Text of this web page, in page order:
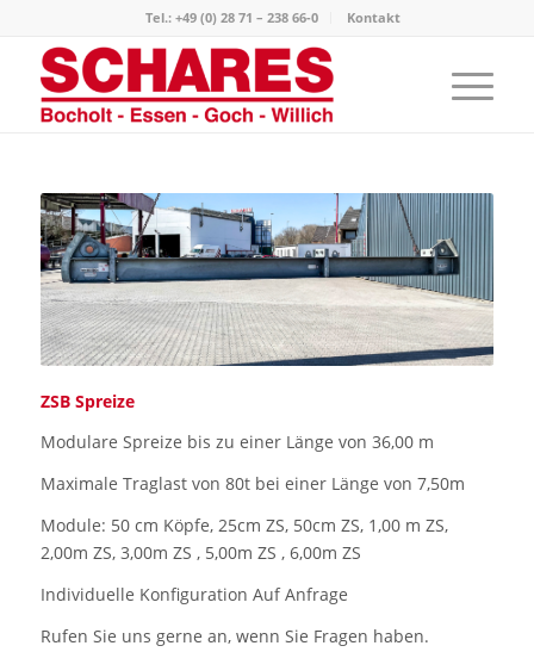
Tel.: +49 (0) 28 71 – 238 66-0 Kontakt
ZSB Spreize
Modulare Spreize bis zu einer Länge von 36,00 m
Maximale Traglast von 80t bei einer Länge von 7,50m
Module: 50 cm Köpfe, 25cm ZS, 50cm ZS, 1,00 m ZS,
2,00m ZS, 3,00m ZS , 5,00m ZS , 6,00m ZS
Individuelle Konfiguration Auf Anfrage
Rufen Sie uns gerne an, wenn Sie Fragen haben.